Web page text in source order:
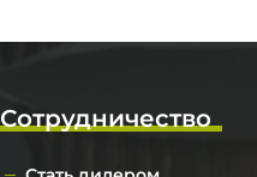
Сотрудничество